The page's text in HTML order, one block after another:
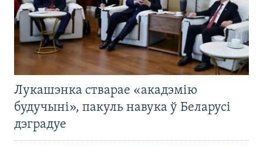
Лукашэнка стварае «акадэмію
будучыні», пакуль навука ў Беларусі
дэградуе